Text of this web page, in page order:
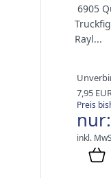
6905
Rayl...
7,95
Preis
inkl.